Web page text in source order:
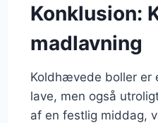
Konklusion:
madlavning
Koldhævede boller er
lave, men også
af en festlig middag,